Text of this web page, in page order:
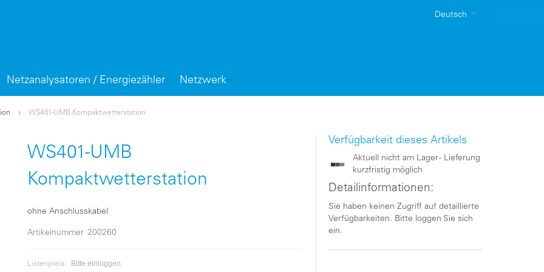
Deutsch
Netzanalysatoren / Energiezähler Netzwerk
WS401-UMB Kompaktwetterstation
WS401-UMB
Kompaktwetterstation
ohne Anschlusskabel
Artikelnummer 200260
Listenpreis: Bitte einloggen
Verfügbarkeit dieses Artikels
Aktuell nicht am Lager - Lieferung
kurzfristig möglich
Detailinformationen:
Sie haben keinen Zugriff auf detaillierte
Verfügbarkeiten. Bitte loggen Sie sich
ein.